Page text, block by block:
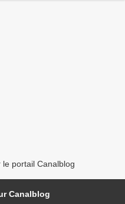
portail Canalblog
Canalblog